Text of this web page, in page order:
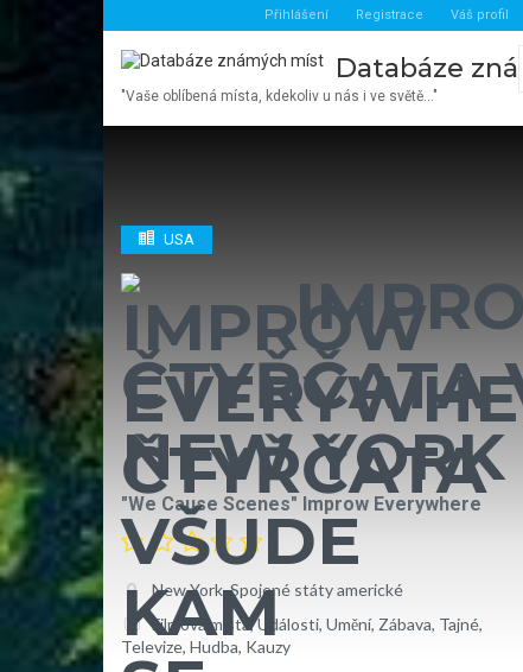
Přihlášení Registrace Váš profil
Databáze
"Vaše oblíbená místa, kdekoliv u nás i ve světě…"
USA
ČTYŘČATA
NEW YORK
"We Cause Scenes" Improw Everywhere
New York, Spojené státy americké
Filmová místa,Události, Umění, Zábava, Tajné,
Televize, Hudba, Kauzy